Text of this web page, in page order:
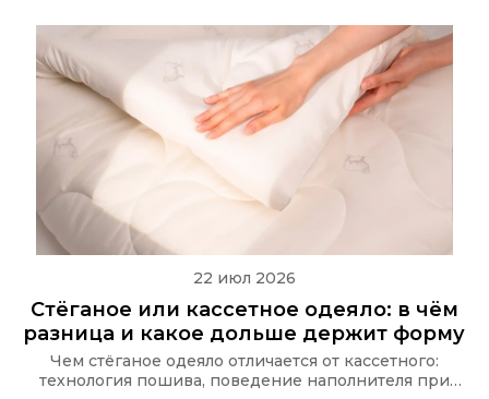
22 июл 2026
Стёганое или кассетное одеяло: в чём
разница и какое дольше держит форму
Чем стёганое одеяло отличается от кассетного:
технология пошива, поведение наполнителя при